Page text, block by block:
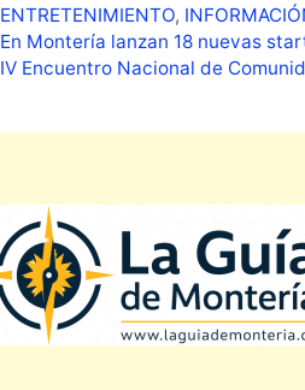
Categorías
ENTRETENIMIENTO,
En Montería lanzan 18 nuevas
IV Encuentro Nacional de